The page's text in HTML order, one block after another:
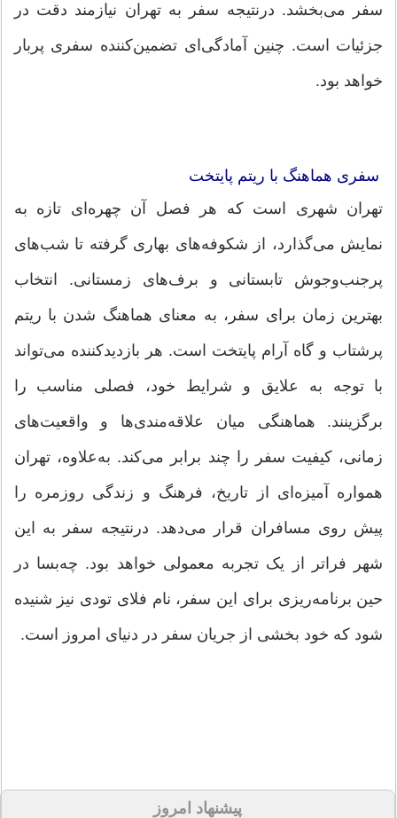
سفر می‌بخشد. درنتیجه سفر به تهران نیازمند دقت در
جزئیات است. چنین آمادگی‌ای تضمین‌کننده سفری پربار
خواهد بود.
سفری هماهنگ با ریتم پایتخت
تهران شهری است که هر فصل آن چهره‌ای تازه به
نمایش می‌گذارد، از شکوفه‌های بهاری گرفته تا شب‌های
پرجنب‌وجوش تابستانی و برف‌های زمستانی. انتخاب
بهترین زمان برای سفر، به معنای هماهنگ شدن با ریتم
پرشتاب و گاه آرام پایتخت است. هر بازدیدکننده می‌تواند
با توجه به علایق و شرایط خود، فصلی مناسب را
برگزینند. هماهنگی میان علاقه‌مندی‌ها و واقعیت‌های
زمانی، کیفیت سفر را چند برابر می‌کند. به‌علاوه، تهران
همواره آمیزه‌ای از تاریخ، فرهنگ و زندگی روزمره را
پیش روی مسافران قرار می‌دهد. درنتیجه سفر به این
شهر فراتر از یک تجربه معمولی خواهد بود. چه‌بسا در
حین برنامه‌ریزی برای این سفر، نام فلای تودی نیز شنیده
شود که خود بخشی از جریان سفر در دنیای امروز است.
پیشنهاد امروز